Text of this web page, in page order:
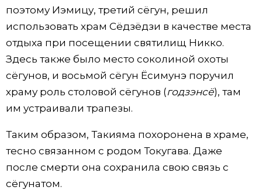
поэтому Иэмицу, третий сёгун, решил
использовать храм Сёдзёдзи в качестве места
отдыха при посещении святилищ Никко.
Здесь также было место соколиной охоты
сёгунов, и восьмой сёгун Ёсимунэ поручил
храму роль столовой сёгунов (годзэнсё), там
им устраивали трапезы.
Таким образом, Такияма похоронена в храме,
тесно связанном с родом Токугава. Даже
после смерти она сохранила свою связь с
сёгунатом.